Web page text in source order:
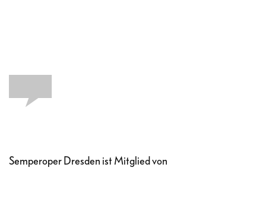
Semperoper Dresden ist Mitglied von